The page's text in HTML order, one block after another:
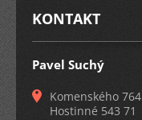
KONTAKT
Pavel Suchý
Komenského 764
Hostinné 543 71